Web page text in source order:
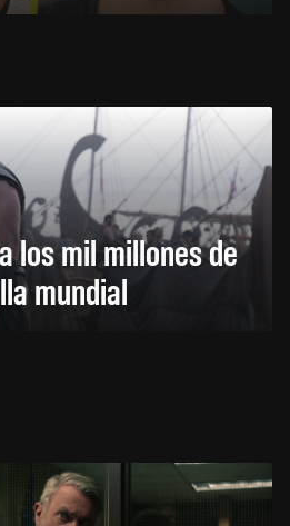
los mil millones de
mundial